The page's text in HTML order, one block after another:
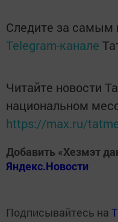
Следите за
Telegram-канале
Читайте новости
национальном
https://max.ru/
Добавить «Хезмэт
Яндекс.Новости
Подписывайтесь на